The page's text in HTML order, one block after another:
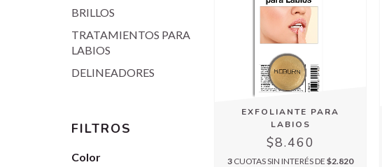
BRILLOS
TRATAMIENTOS PARA
LABIOS
DELINEADORES
FILTROS
Color
EXFOLIANTE PARA
LABIOS
$8.460
3 CUOTAS SIN INTERÉS DE$2.820